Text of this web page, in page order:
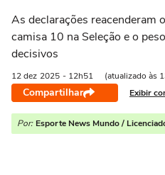
As declarações reacenderam
camisa 10 na Seleção e o
decisivos
12 dez 2025 - 12h51 (atualizado às
Compartilhar Exibir
Por: Esporte News Mundo /